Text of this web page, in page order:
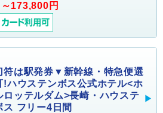
173,800円
符は駅発券▼新幹線・特急便選
!ハウステンボス公式ホテル<ホ
ロッテルダム>長崎・ハウステ
ス フリー4日間